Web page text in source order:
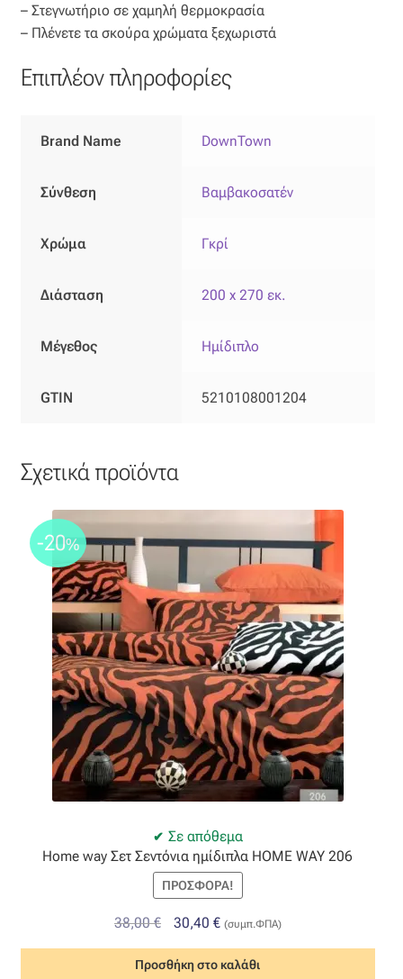
Οργάντζα ντεβορέ
Οργάντζα τσαλακωτή
Σενίλ
Φλάμα
Φόδρα
Ψάθα
Όροι Χρήσης
ΠΙΣΤΟΠΟΙΗΣΕΙΣ ΧΑΛΙΩΝ COLORE COLORI
Πληρωμές
Ραντεβού
Ταμείο
– Στεγνωτήριο σε χαμηλή θερμοκρασία
– Πλένετε τα σκούρα χρώματα ξεχωριστά
Επιπλέον πληροφορίες
Brand Name DownTown
Σύνθεση Βαμβακοσατέν
Χρώμα Γκρί
Διάσταση 200 x 270 εκ.
Μέγεθος Ημίδιπλο
GTIN 5210108001204
Σχετικά προϊόντα
Σε απόθεμα
-20%
Home way Σετ Σεντόνια ημίδιπλα HOME WAY 206
ΠΡΟΣΦΟΡΆ!
38,00€
Original
price
was:
30,40 €Η
τρέχουσα
τιμή
(συμπ.ΦΠΑ)
Προσθήκη στο καλάθι